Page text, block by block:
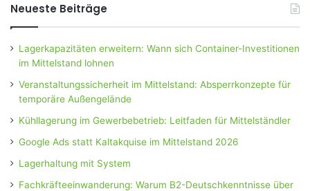
Neueste Beiträge
Lagerkapazitäten erweitern: Wann sich Container-Investitionen
im Mittelstand lohnen
Veranstaltungssicherheit im Mittelstand: Absperrkonzepte für
temporäre Außengelände
Kühllagerung im Gewerbebetrieb: Leitfaden für Mittelständler
Google Ads statt Kaltakquise im Mittelstand 2026
Lagerhaltung mit System
Fachkräfteeinwanderung: Warum B2-Deutschkenntnisse über